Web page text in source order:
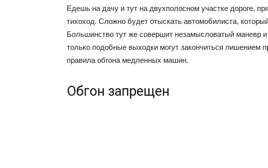
Едешь на дачу и тут на двухполосном участке дороге,
тихоход. Сложно будет отыскать автомобилиста,
Большинство тут же совершит незамысловатый маневр и
только подобные выходки могут закончиться лишением
правила обгона медленных машин.
Обгон запрещен